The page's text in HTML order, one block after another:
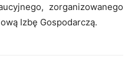
zorganizowanego
Izbę Gospodarczą.